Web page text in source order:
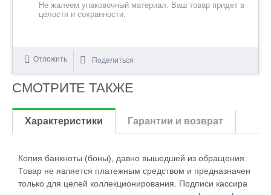
Не жалеем упаковочный материал. Ваш товар придет в
целости и сохранности.
Отложить Поделиться
СМОТРИТЕ ТАКЖЕ
Характеристики Гарантии и возврат
Копия банкноты (боны), давно вышедшей из обращения.
Товар не является платежным средством и предназначен
только для целей коллекционирования. Подписи кассира